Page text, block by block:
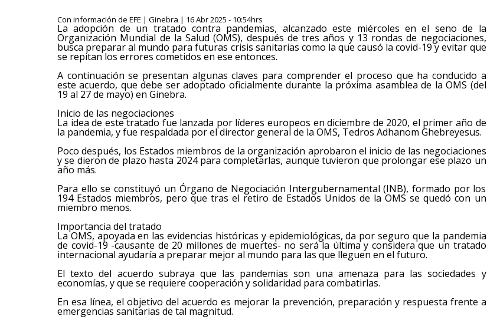
Con información de EFE | Ginebra | 16 Abr 2025 - 10:54hrs
La adopción de un tratado contra pandemias, alcanzado este miércoles en el seno de la
Organización Mundial de la Salud (OMS), después de tres años y 13 rondas de negociaciones,
busca preparar al mundo para futuras crisis sanitarias como la que causó la covid-19 y evitar que
se repitan los errores cometidos en ese entonces.
A continuación se presentan algunas claves para comprender el proceso que ha conducido a
este acuerdo, que debe ser adoptado oficialmente durante la próxima asamblea de la OMS (del
19 al 27 de mayo) en Ginebra.
Inicio de las negociaciones
La idea de este tratado fue lanzada por líderes europeos en diciembre de 2020, el primer año de
la pandemia, y fue respaldada por el director general de la OMS, Tedros Adhanom Ghebreyesus.
Poco después, los Estados miembros de la organización aprobaron el inicio de las negociaciones
y se dieron de plazo hasta 2024 para completarlas, aunque tuvieron que prolongar ese plazo un
año más.
Para ello se constituyó un Órgano de Negociación Intergubernamental (INB), formado por los
194 Estados miembros, pero que tras el retiro de Estados Unidos de la OMS se quedó con un
miembro menos.
Importancia del tratado
La OMS, apoyada en las evidencias históricas y epidemiológicas, da por seguro que la pandemia
de covid-19 -causante de 20 millones de muertes- no será la última y considera que un tratado
internacional ayudaría a preparar mejor al mundo para las que lleguen en el futuro.
El texto del acuerdo subraya que las pandemias son una amenaza para las sociedades y
economías, y que se requiere cooperación y solidaridad para combatirlas.
En esa línea, el objetivo del acuerdo es mejorar la prevención, preparación y respuesta frente a
emergencias sanitarias de tal magnitud.